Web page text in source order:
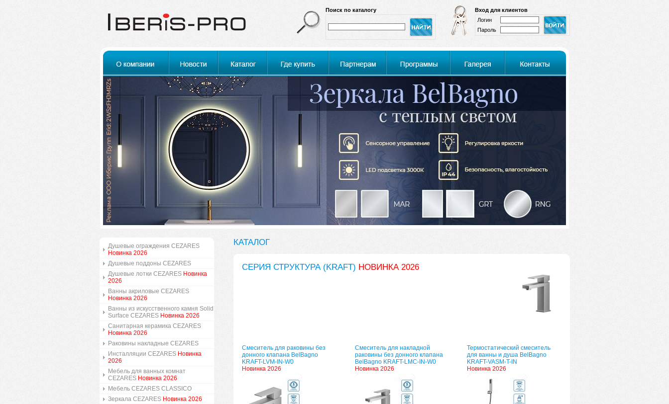
Вход для клиентов
Логин
Пароль
Поиск по каталогу
Душевые ограждения CEZARES
Новинка 2026
Душевые поддоны CEZARES
Душевые лотки CEZARES Новинка
2026
Ванны акриловые CEZARES
Новинка 2026
Ванны из искусственного камня Solid
Surface CEZARES Новинка 2026
Санитарная керамика CEZARES
Новинка 2026
Раковины накладные CEZARES
Инсталляции CEZARES Новинка
2026
Мебель для ванных комнат
CEZARES Новинка 2026
Мебель CEZARES CLASSICO
Зеркала CEZARES Новинка 2026
КАТАЛОГ
СЕРИЯ СТРУКТУРА (KRAFT) НОВИНКА 2026
Смеситель для раковины без
донного клапана BelBagno
KRAFT-LVM-IN-W0
Новинка 2026
Смеситель для накладной
раковины без донного клапана
BelBagno KRAFT-LMC-IN-W0
Новинка 2026
Термостатический смеситель
для ванны и душа BelBagno
KRAFT-VASM-T-IN
Новинка 2026